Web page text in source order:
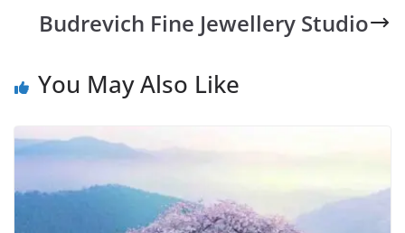
o p n m
Budrevich Fine Jewellery Studio
You May Also Like